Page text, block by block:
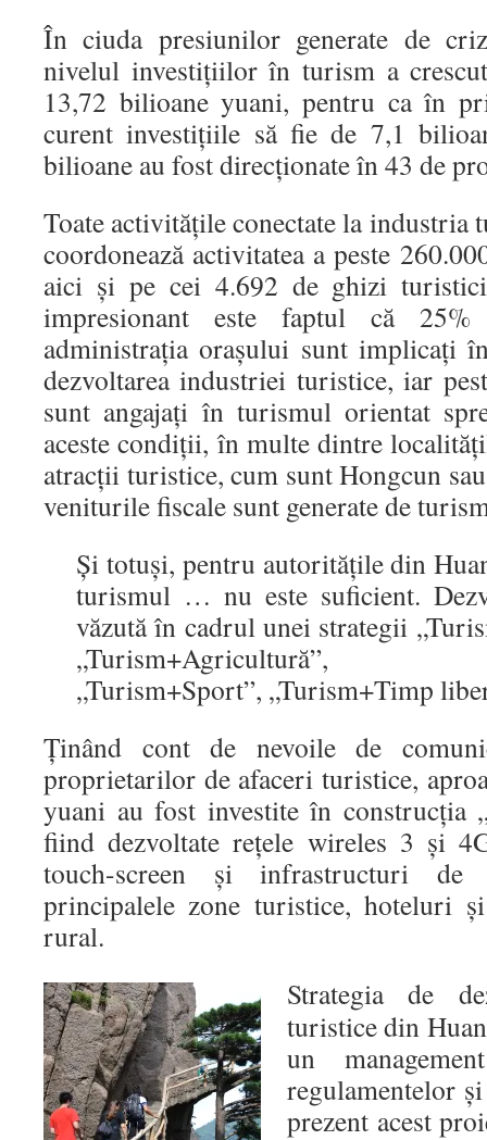
În ciuda presiunilor generate de
nivelul investiţiilor în turism a
13,72 bilioane yuani, pentru ca în
curent investiţiile să fie de 7,1
bilioane au fost direcţionate în 43 de
Toate activităţile conectate la industria
coordonează activitatea a peste
aici şi pe cei 4.692 de ghizi
impresionant este faptul că
administraţia oraşului sunt implicaţi
dezvoltarea industriei turistice, iar
sunt angajaţi în turismul orientat
aceste condiţii, în multe dintre
atracţii turistice, cum sunt Hongcun
veniturile fiscale sunt generate de
Şi totuşi, pentru autorităţile din
turismul … nu este suficient.
văzută în cadrul unei strategii
„Turism+Agricultură”,
„Turism+Sport”, „Turism+Timp
Ţinând cont de nevoile de
proprietarilor de afaceri turistice,
yuani au fost investite în construcţia
fiind dezvoltate reţele wireles 3 şi
touch-screen şi infrastructuri
principalele zone turistice, hoteluri
rural.
Strategia de
turistice din
un
regulamentelor
prezent acest